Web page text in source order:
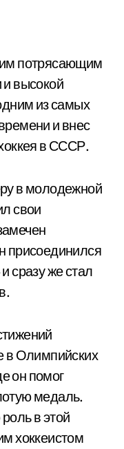
потрясающим
высокой
из самых
и внес
в СССР.
в молодежной
свои
присоединился
сразу же стал
в Олимпийских
он помог
медаль.
в этой
хоккеистом